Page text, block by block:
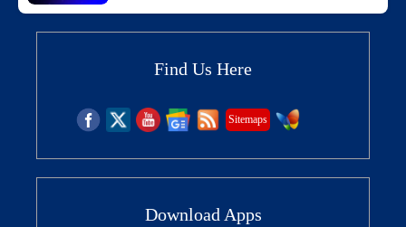
Find Us Here
Sitemaps
Download Apps